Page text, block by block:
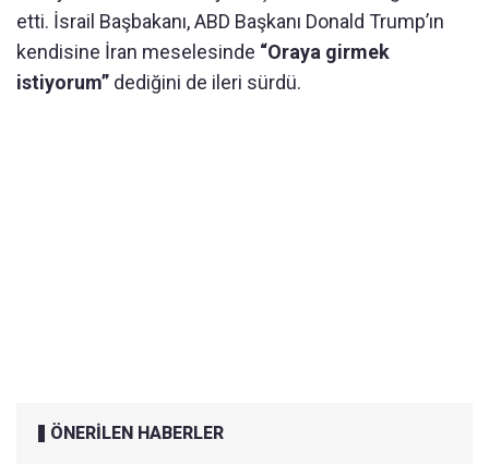
etti. İsrail Başbakanı, ABD Başkanı Donald Trump’ın
kendisine İran meselesinde “Oraya girmek
istiyorum” dediğini de ileri sürdü.
ÖNERİLEN HABERLER